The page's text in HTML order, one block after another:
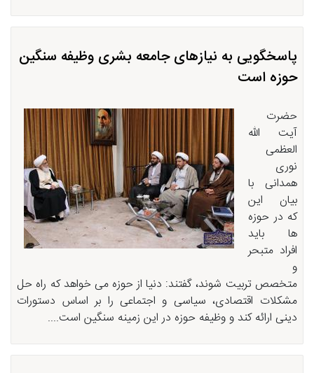
پاسخگویی به نیازهای جامعه بشری وظیفه سنگین
حوزه است
حضرت
آیت الله
العظمی
نوری
همدانی با
بیان این
که در حوزه
ها باید
افراد متبحر
متخصص تربیت شوند، گفتند: دنیا از حوزه می خواهد که راه حل
مشکلات اقتصادی، سیاسی و اجتماعی را بر اساس دستورات
دینی ارائه کند و وظیفه حوزه در این زمینه سنگین است....